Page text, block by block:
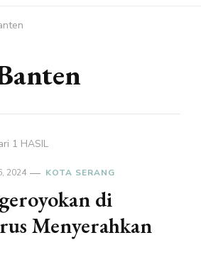
1 HASIL
2024 KOTA SERANG
di
Menyerahkan